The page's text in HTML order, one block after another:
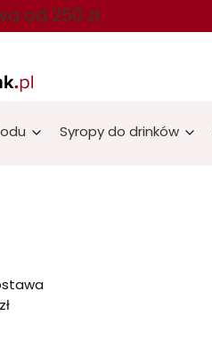
od 250 zł
Syropy do drinków